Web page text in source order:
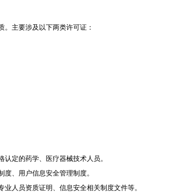
主要涉及以下两类许可证：
定的药学、医疗器械技术人员。
、用户信息安全管理制度。
人员资质证明、信息安全相关制度文件等。